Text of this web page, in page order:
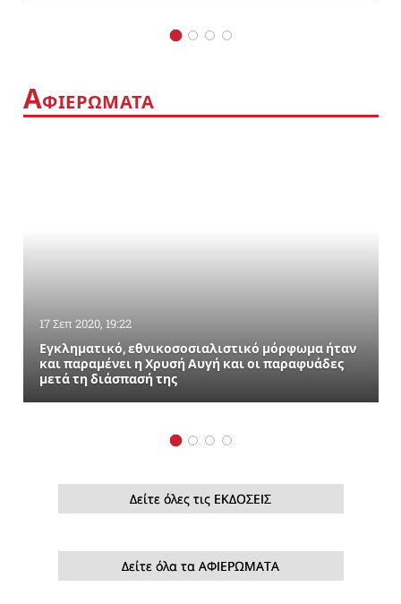
ΑΦΙΕΡΩΜΑΤΑ
17 Σεπ 2020, 19:22
Εγκληματικό, εθνικοσοσιαλιστικό μόρφωμα ήταν
και παραμένει η Χρυσή Αυγή και οι παραφυάδες
μετά τη διάσπασή της
Δείτε όλες τις ΕΚΔΟΣΕΙΣ
Δείτε όλα τα ΑΦΙΕΡΩΜΑΤΑ